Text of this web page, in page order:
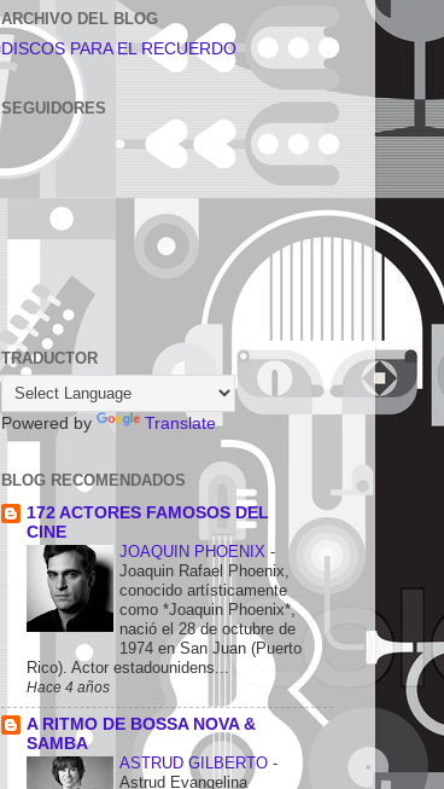
ARCHIVO DEL BLOG
DISCOS PARA EL RECUERDO
SEGUIDORES
TRADUCTOR
Powered by Translate
BLOG RECOMENDADOS
172 ACTORES FAMOSOS DEL
CINE
JOAQUIN PHOENIX -
Joaquin Rafael Phoenix,
conocido artísticamente
como *Joaquin Phoenix*,
nació el 28 de octubre de
1974 en San Juan (Puerto
Rico). Actor estadounidens...
Hace 4 años
A RITMO DE BOSSA NOVA &
SAMBA
ASTRUD GILBERTO -
Astrud Evangelina